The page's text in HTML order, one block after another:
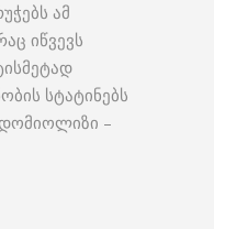
ამ
იწვევს
სტატინებს
–